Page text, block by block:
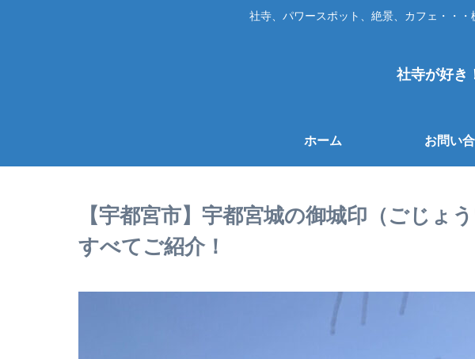
社寺、パワースポット、絶景、カフェ・・
社寺が好き
ホーム お問い
【宇都宮市】宇都宮城の御城印（ごじょ
すべてご紹介！